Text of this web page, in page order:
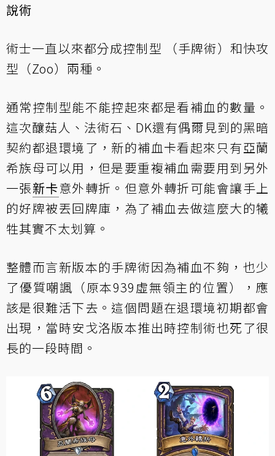
說術
術士一直以來都分成控制型 （手牌術）和快攻
型（Zoo）兩種。
通常控制型能不能控起來都是看補血的數量。
這次釀菇人、法術石、DK還有偶爾見到的黑暗
契約都退環境了，新的補血卡看起來只有亞蘭
希族母可以用，但是要重複補血需要用到另外
一張新卡意外轉折。但意外轉折可能會讓手上
的好牌被丟回牌庫，為了補血去做這麼大的犧
牲其實不太划算。
整體而言新版本的手牌術因為補血不夠，也少
了優質嘲諷（原本939虛無領主的位置），應
該是很難活下去。這個問題在退環境初期都會
出現，當時安戈洛版本推出時控制術也死了很
長的一段時間。